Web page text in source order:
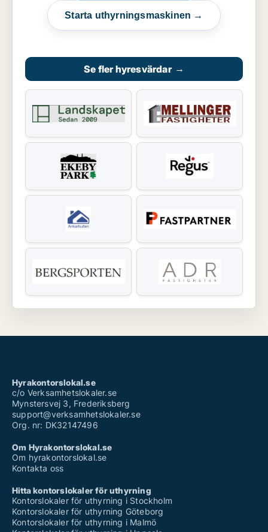
Starta uthyrningsmaskinen →
Se fler hyresvärdar →
Hyrakontorslokal.se
c/o Verksamhetslokaler.se
Mynstersvej 3, Frederiksberg
support@verksamhetslokaler.se
Org. nr: DK32147496
Om Hyrakontorslokal.se
Om hyrakontorslokal.se
Kontakta oss
Hitta kontorslokaler för uthyrning
Kontorslokaler för uthyrning i Stockholm
Kontorslokaler för uthyrning Göteborg
Kontorslokaler för uthyrning i Malmö